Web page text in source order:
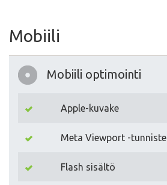
Mobiili
Mobiili optimointi
Apple-kuvake
Meta Viewport -tunniste
Flash sisältö